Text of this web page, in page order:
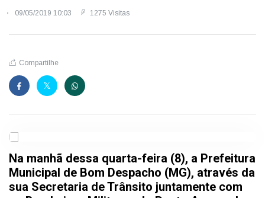
09/05/2019 10:03 1275 Visitas
Compartilhe
Na manhã dessa quarta-feira (8), a Prefeitura
Municipal de Bom Despacho (MG), através da
sua Secretaria de Trânsito juntamente com